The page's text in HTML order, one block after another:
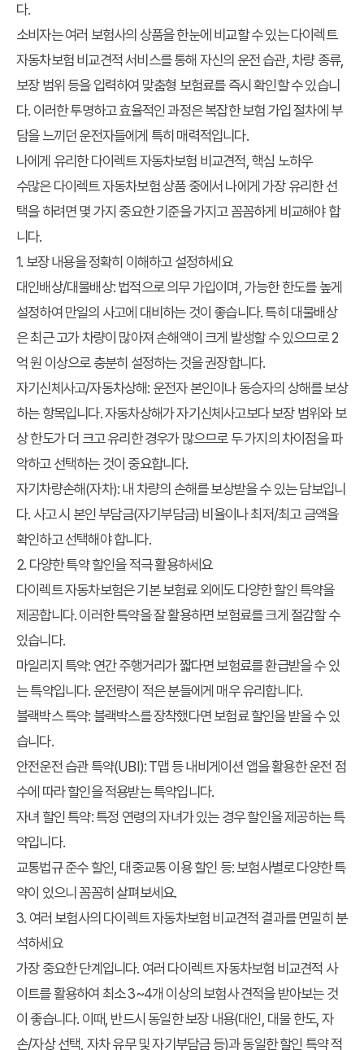
다.
소비자는 여러 보험사의 상품을 한눈에 비교할 수 있는 다이렉트
자동차보험 비교견적 서비스를 통해 자신의 운전 습관, 차량 종류,
보장 범위 등을 입력하여 맞춤형 보험료를 즉시 확인할 수 있습니
다. 이러한 투명하고 효율적인 과정은 복잡한 보험 가입 절차에 부
담을 느끼던 운전자들에게 특히 매력적입니다.
나에게 유리한 다이렉트 자동차보험 비교견적, 핵심 노하우
수많은 다이렉트 자동차보험 상품 중에서 나에게 가장 유리한 선
택을 하려면 몇 가지 중요한 기준을 가지고 꼼꼼하게 비교해야 합
니다.
1. 보장 내용을 정확히 이해하고 설정하세요
대인배상/대물배상:법적으로 의무 가입이며, 가능한 한도를 높게
설정하여 만일의 사고에 대비하는 것이 좋습니다. 특히 대물배상
은 최근 고가 차량이 많아져 손해액이 크게 발생할 수 있으므로 2
억 원 이상으로 충분히 설정하는 것을 권장합니다.
자기신체사고/자동차상해: 운전자 본인이나 동승자의 상해를 보상
하는 항목입니다. 자동차상해가 자기신체사고보다 보장 범위와 보
상 한도가 더 크고 유리한 경우가 많으므로 두 가지의 차이점을 파
악하고 선택하는 것이 중요합니다.
자기차량손해(자차):내 차량의 손해를 보상받을 수 있는 담보입니
다. 사고 시 본인 부담금(자기부담금) 비율이나 최저/최고 금액을
확인하고 선택해야 합니다.
2. 다양한 특약 할인을 적극 활용하세요
다이렉트 자동차보험은 기본 보험료 외에도 다양한 할인 특약을
제공합니다. 이러한 특약을 잘 활용하면 보험료를 크게 절감할 수
있습니다.
마일리지 특약: 연간 주행거리가 짧다면 보험료를 환급받을 수 있
는 특약입니다. 운전량이 적은 분들에게 매우 유리합니다.
블랙박스 특약: 블랙박스를 장착했다면 보험료 할인을 받을 수 있
습니다.
안전운전 습관 특약(UBI):T맵 등 내비게이션 앱을 활용한 운전 점
수에 따라 할인을 적용받는 특약입니다.
자녀 할인 특약:특정 연령의 자녀가 있는 경우 할인을 제공하는 특
약입니다.
교통법규 준수 할인, 대중교통 이용 할인 등:보험사별로 다양한 특
약이 있으니 꼼꼼히 살펴보세요.
3. 여러 보험사의 다이렉트 자동차보험 비교견적 결과를 면밀히 분
석하세요
가장 중요한 단계입니다. 여러 다이렉트 자동차보험 비교견적 사
이트를 활용하여 최소 3~4개 이상의 보험사 견적을 받아보는 것
이 좋습니다. 이때, 반드시 동일한 보장 내용(대인, 대물 한도, 자
손/자상 선택, 자차 유무 및 자기부담금 등)과 동일한 할인 특약 적